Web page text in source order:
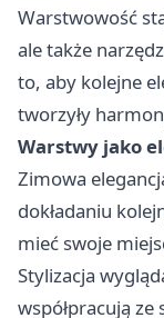
Warstwowość
ale także
to, aby kolejne
tworzyły
Warstwy jako
Zimowa
dokładaniu
mieć swoje
Stylizacja
współpracują